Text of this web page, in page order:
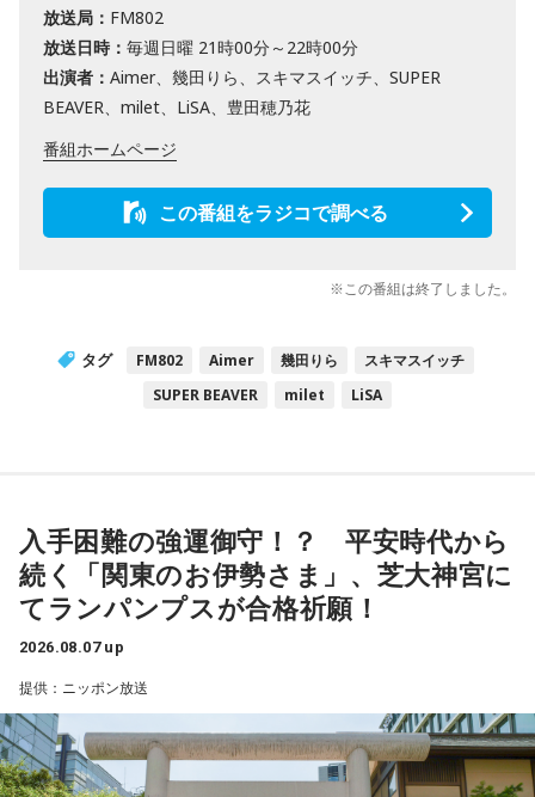
放送局： FM802
放送日時： 毎週日曜 21時00分～22時00分
出演者： Aimer、幾田りら、スキマスイッチ、SUPER
BEAVER、milet、LiSA、豊田穂乃花
番組ホームページ
この番組をラジコで調べる
※この番組は終了しました。
タグ FM802 Aimer 幾田りら
スキマスイッチ
SUPER BEAVER
milet LiSA
入手困難の強運御守！？ 平安時代から
続く「関東のお伊勢さま」、芝大神宮に
てランパンプスが合格祈願！
2026.08.07 up
提供：ニッポン放送